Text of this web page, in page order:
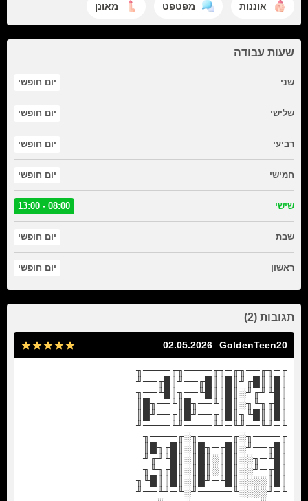
אוננות מפטפט מאונן
שעות עבודה
שני יום חופשי
שלישי יום חופשי
רביעי יום חופשי
חמישי יום חופשי
שישי 08:00 - 13:00
שבת יום חופשי
ראשון יום חופשי
תגובות (2)
GoldenTeen20
02.05.2026
╓─╖╓──╖╓─╖╓────╖╓────╖
║█║║█╓╜║█║║█╓──╜║█╓──╜
║█╙╜╓╜░║█║║█╙──╖║█╙──╖
║█╓╖╙╖░║█║╙──╖█║╙──╖█║
║█║║█╙╖║█║╓──╜█║╓──╜█║
╙─╜╙──╜╙─╜╙────╜╙────╜
╓────╖░╓─────╖░╓────╖
║█╓──╜░║█╓─╖█║░║█╓╖█║
║█╙─╖░░║█║░║█║░║█╙╜╓╜
║█╓─╜░░║█║░║█║░║█╓╖╙╖
║█║░░░░║█╙─╜█║░║█║║█╙╖
╙─╜░░░░╙─────╜░╙─╜╙──╜